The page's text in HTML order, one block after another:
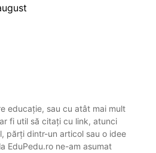
educație, sau cu atât mai mult
fi util să citați cu link, atunci
părți dintr-un articol sau o idee
EduPedu.ro ne-am asumat